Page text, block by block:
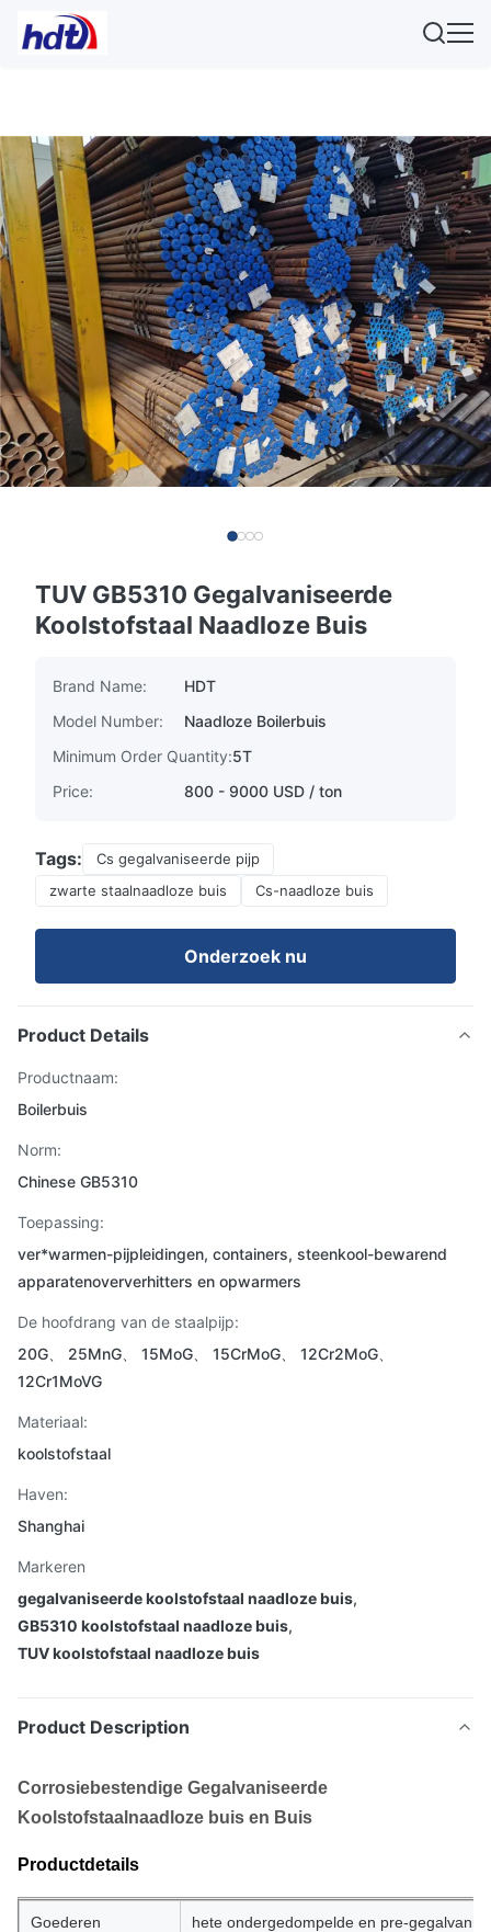
TUV GB5310 Gegalvaniseerde
Koolstofstaal Naadloze Buis
Brand Name:
HDT
Model Number:
Naadloze Boilerbuis
Minimum Order Quantity:5T
Price:
800 - 9000 USD / ton
Tags:
Cs gegalvaniseerde pijp
zwarte staalnaadloze buis
Cs-naadloze buis
Onderzoek nu
Product Details
Productnaam:
Boilerbuis
Norm:
Chinese GB5310
Toepassing:
ver*warmen-pijpleidingen, containers, steenkool-bewarend
apparatenoververhitters en opwarmers
De hoofdrang van de staalpijp:
20G、 25MnG、 15MoG、 15CrMoG、 12Cr2MoG、
12Cr1MoVG
Materiaal:
koolstofstaal
Haven:
Shanghai
Markeren
gegalvaniseerde koolstofstaal naadloze buis,
GB5310 koolstofstaal naadloze buis,
TUV koolstofstaal naadloze buis
Product Description
Corrosiebestendige Gegalvaniseerde
Koolstofstaalnaadloze buis en Buis
Productdetails
Goederen hete ondergedompelde en pre-